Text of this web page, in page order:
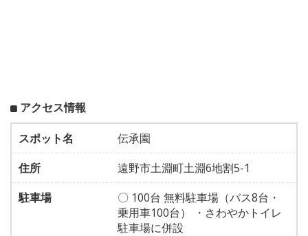
アクセス情報
スポット名
伝承園
住所
遠野市土淵町土淵6地割5-1
駐車場
〇 100台 無料駐車場（バス8台・
乗用車100台） ・さわやかトイレ
駐車場に併設